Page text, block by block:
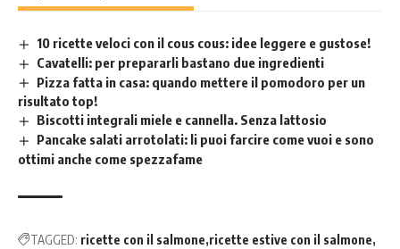
10 ricette veloci con il cous cous: idee leggere e gustose!
Cavatelli: per prepararli bastano due ingredienti
Pizza fatta in casa: quando mettere il pomodoro per un
risultato top!
Biscotti integrali miele e cannella. Senza lattosio
Pancake salati arrotolati: li puoi farcire come vuoi e sono
ottimi anche come spezzafame
TAGGED: ricette con il salmone ricette estive con il salmone